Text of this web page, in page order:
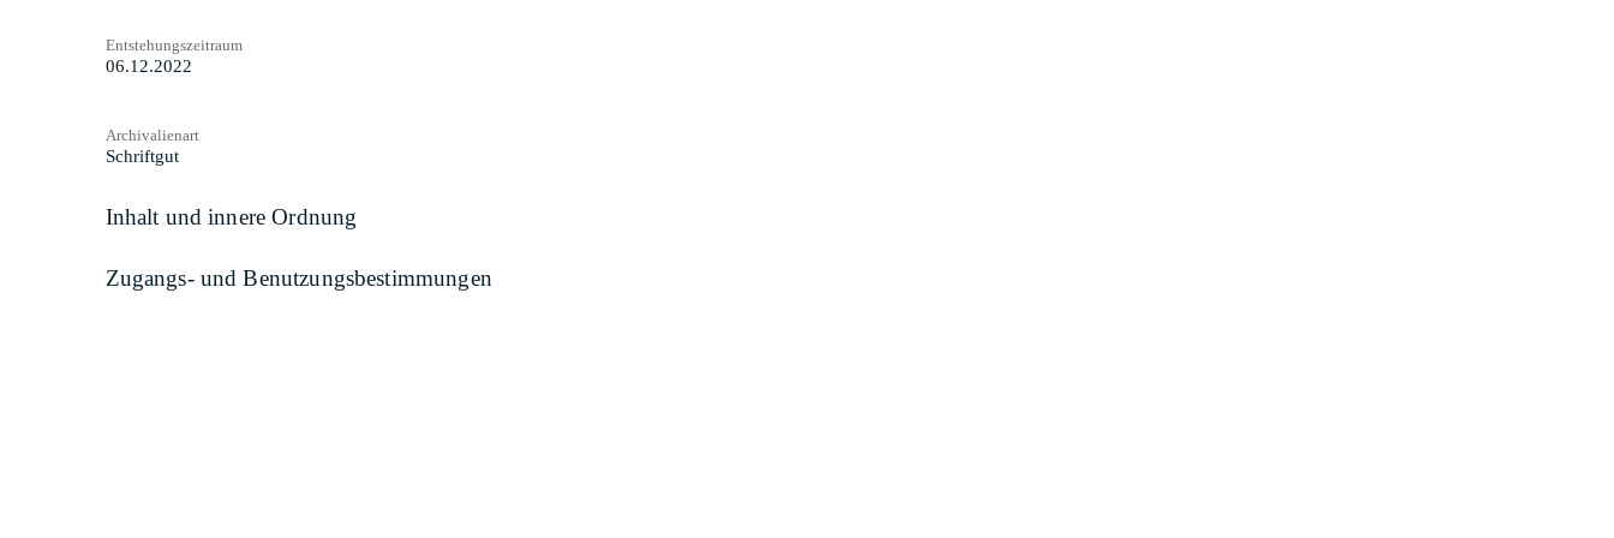
Entstehungszeitraum
06.12.2022
Archivalienart
Schriftgut
Inhalt und innere Ordnung
Zugangs- und Benutzungsbestimmungen